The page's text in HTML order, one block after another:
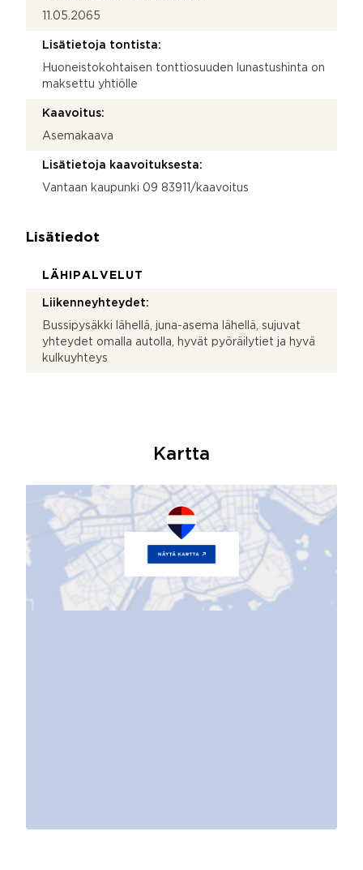
11.05.2065
Lisätietoja tontista:
Huoneistokohtaisen tonttiosuuden lunastushinta on
maksettu yhtiölle
Kaavoitus:
Asemakaava
Lisätietoja kaavoituksesta:
Vantaan kaupunki 09 83911/kaavoitus
Lisätiedot
LÄHIPALVELUT
Liikenneyhteydet:
Bussipysäkki lähellä, juna-asema lähellä, sujuvat
yhteydet omalla autolla, hyvät pyöräilytiet ja hyvä
kulkuyhteys
Kartta